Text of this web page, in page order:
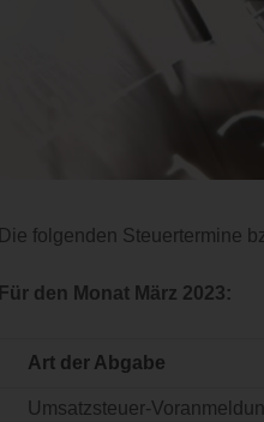
Die folgenden Steuertermine
Für den Monat März 2023:
Art der Abgabe
Umsatzsteuer-